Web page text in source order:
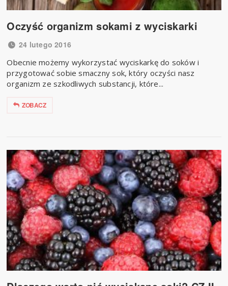
Oczyść organizm sokami z wyciskarki
24 lutego 2016
Obecnie możemy wykorzystać wyciskarkę do soków i
przygotować sobie smaczny sok, który oczyści nasz
organizm ze szkodliwych substancji, które...
ZOBACZ